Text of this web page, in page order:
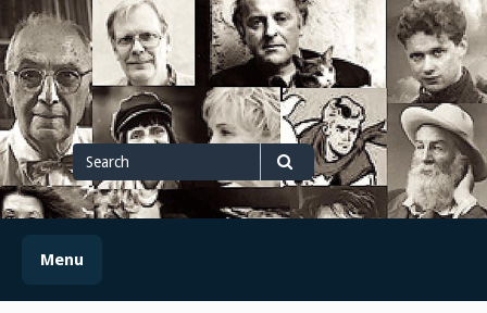
Skip
to
content
Search
for
Search
Menu